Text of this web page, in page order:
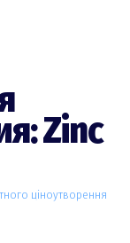
Zinc
цiноутворення